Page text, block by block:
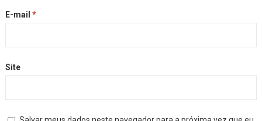
E-mail *
Site